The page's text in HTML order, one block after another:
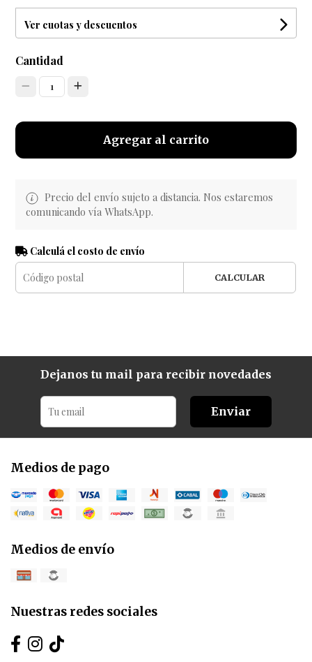
Ver cuotas y descuentos
Cantidad
1
Agregar al carrito
Precio del envío sujeto a distancia. Nos estaremos
comunicando vía WhatsApp.
Calculá el costo de envío
CALCULAR
Dejanos tu mail para recibir novedades
Enviar
Medios de pago
Medios de envío
Nuestras redes sociales